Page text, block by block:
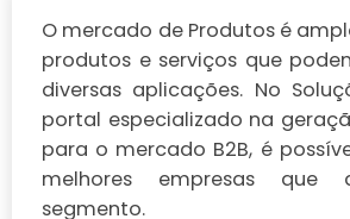
O mercado de Produtos é
produtos e serviços que
diversas aplicações. No
portal especializado na
para o mercado B2B, é
melhores empresas que
segmento.